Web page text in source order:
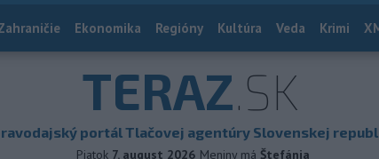
Ekonomika Regióny Kultúra Veda Krimi
TERAZ.SK
portál Tlačovej agentúry Slovenskej
Piatok 7. august 2026 Meniny má Štefánia